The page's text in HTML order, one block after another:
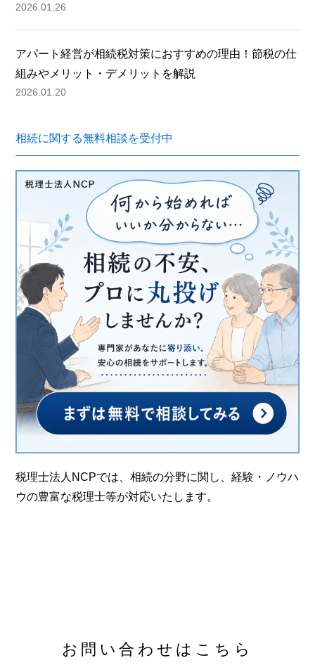
2026.01.26
アパート経営が相続税対策におすすめの理由！節税の仕
組みやメリット・デメリットを解説
2026.01.20
相続に関する無料相談を受付中
税理士法人NCPでは、相続の分野に関し、経験・ノウハ
ウの豊富な税理士等が対応いたします。
お問い合わせはこちら